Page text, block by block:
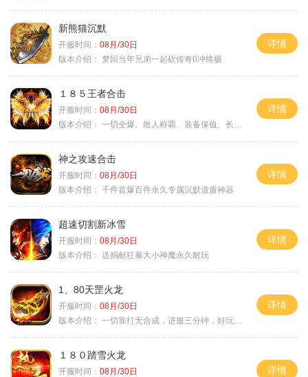
新熊猫沉默
开服时间： 08月/30日
版本介绍： 梦回当年兄弟一起砍传奇0冲终极
详情
１８５王者合击
开服时间： 08月/30日
版本介绍： 一切全爆、散人称霸、装备保值、长期耐玩
详情
神之攻速合击
开服时间： 08月/30日
版本介绍： 千件首爆百件永久专属沉默道盾神器
详情
超速切割新冰雪
开服时间： 08月/30日
版本介绍： 送捐献狂暴大小神魔永久耐玩
详情
1、80天罡火龙
开服时间： 08月/30日
版本介绍： 一切靠打无合成，进服三分钟，好玩一整年。
详情
１８０踏雪火龙
开服时间： 08月/30日
详情